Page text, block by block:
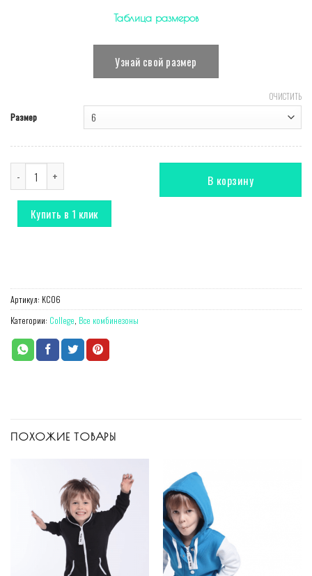
Таблица размеров
Узнай свой размер
Размер
ОЧИСТИТЬ
Количество Комбинезон College зеленый
В корзину
Купить в 1 клик
Артикул: KС06
Категории: College, Все комбинезоны
ПОХОЖИЕ ТОВАРЫ